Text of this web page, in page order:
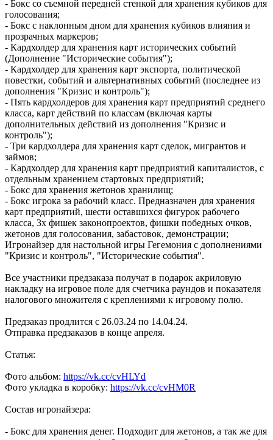
- Бокс со съемной передней стенкой для хранения кубиков для
голосования;
- Бокс с наклонным дном для хранения кубиков влияния и
прозрачных маркеров;
- Кардхолдер для хранения карт исторических событий
(Дополнение "Исторические события");
- Кардхолдер для хранения карт экспорта, политической
повестки, событий и альтернативных событий (последнее из
дополнения "Кризис и контроль");
- Пять кардхолдеров для хранения карт предприятий среднего
класса, карт действий по классам (включая карты
дополнительных действий из дополнения "Кризис и
контроль");
- Три кардхолдера для хранения карт сделок, мигрантов и
займов;
- Кардхолдер для хранения карт предприятий капиталистов, с
отдельным хранением стартовых предприятий;
- Бокс для хранения жетонов хранилищ;
- Бокс игрока за рабочий класс. Предназначен для хранения
карт предприятий, шести оставшихся фигурок рабочего
класса, 3х фишек законопроектов, фишки победных очков,
жетонов для голосования, забастовок, демонстрации;
Игронайзер для настольной игры Гегемония с дополнениями
"Кризис и контроль", "Исторические события".
Все участники предзаказа получат в подарок акриловую
накладку на игровое поле для счетчика раундов и показателя
налогового множителя с креплениями к игровому полю.
Предзаказ продлится с 26.03.24 по 14.04.24.
Отправка предзаказов в конце апреля.
Статья:
Фото альбом: https://vk.cc/cvHLYd
Фото укладка в коробку: https://vk.cc/cvHM0R
Состав игронайзера:
- Бокс для хранения денег. Подходит для жетонов, а так же для